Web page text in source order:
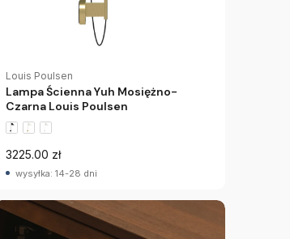
Louis Poulsen
Lampa Ścienna Yuh Mosiężno-
Czarna Louis Poulsen
3225.00 zł
wysyłka: 14-28 dni